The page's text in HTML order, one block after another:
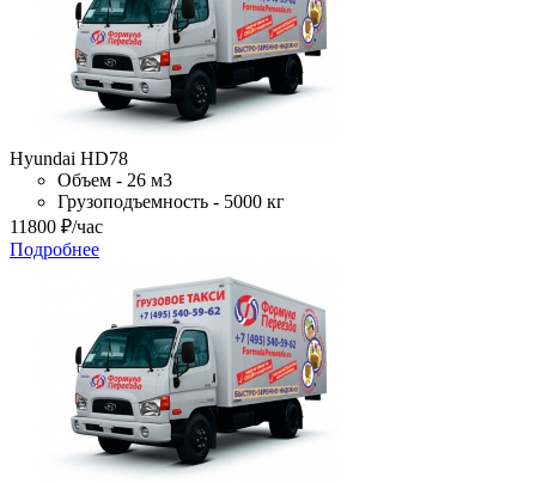
Hyundai HD78
Объем - 26 м3
Грузоподъемность - 5000 кг
11800 ₽/час
Подробнее